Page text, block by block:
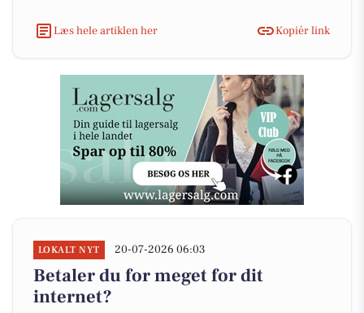
Læs hele artiklen her Kopiér link
LOKALT NYT 20-07-2026 06:03
Betaler du for meget for dit
internet?